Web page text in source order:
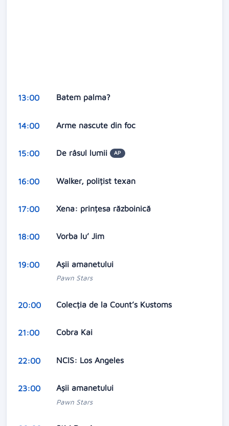
13:00 Batem palma?
14:00 Arme nascute din foc
15:00 De râsul lumii AP
16:00 Walker, polițist texan
17:00 Xena: prințesa războinică
18:00 Vorba lu’ Jim
19:00 Aşii amanetului
Pawn Stars
20:00 Colecția de la Count’s Kustoms
21:00 Cobra Kai
22:00 NCIS: Los Angeles
23:00 Aşii amanetului
Pawn Stars